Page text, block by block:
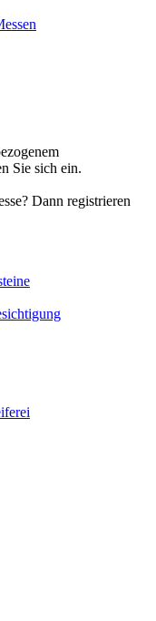
Sie sich ein.
Dann registrieren